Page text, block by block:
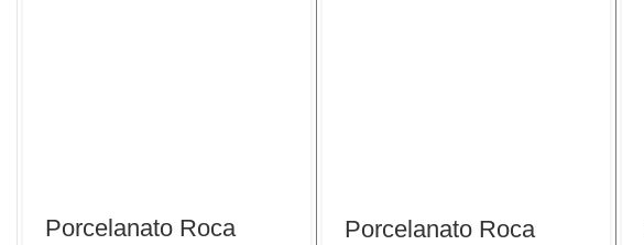
Porcelanato Roca
Porcelanato Roca